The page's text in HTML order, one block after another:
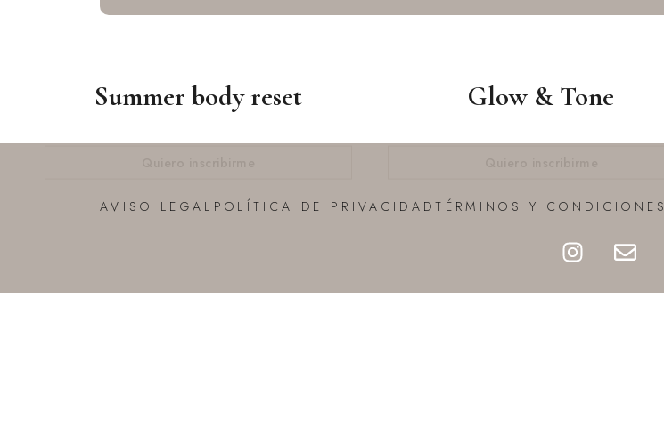
Summer body reset Glow & Tone
AVISO LEGAL POLÍTICA DE PRIVACIDADTÉRMINOS Y CONDICIONES